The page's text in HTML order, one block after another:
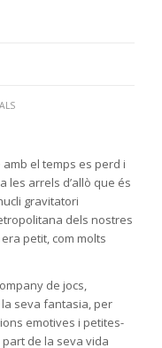
el temps es perd i
les arrels d’allò que és
gravitatori
dels nostres
petit, com molts
de jocs,
seva fantasia, per
emotives i petites-
de la seva vida